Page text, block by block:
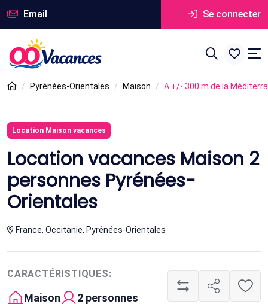
Email Se connecter
Pyrénées-Orientales Maison A +/- 300 m de la
Location Maison vacances
Location vacances Maison 2
personnes Pyrénées-
Orientales
France, Occitanie, Pyrénées-Orientales
CARACTÉRISTIQUES:
Maison 2 personnes